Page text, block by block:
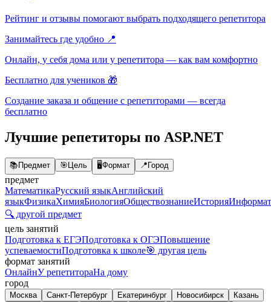
Рейтинг и отзывы помогают выбрать подходящего репетитора
Занимайтесь где удобно 📍
Онлайн, у себя дома или у репетитора — как вам комфортно
Бесплатно для учеников 🎁
Создание заказа и общение с репетиторами — всегда
бесплатно
Лучшие репетиторы по ASP.NET
📚Предмет 🎯Цель 🖥️Формат 📍Город
предмет
МатематикаРусский языкАнглийский
языкФизикаХимияБиологияОбществознаниеИстория
🔍 другой предмет
цель занятий
Подготовка к ЕГЭПодготовка к ОГЭПовышение
успеваемостиПодготовка к школе🎯 другая цель
формат занятий
ОнлайнУ репетитораНа дому
город
Москва Санкт-Петербург Екатеринбург Новосибирск
Казань